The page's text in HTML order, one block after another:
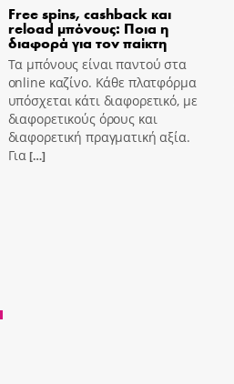
Free spins, cashback και
reload μπόνους: Ποια η
διαφορά για τον παίκτη
Τα μπόνους είναι παντού στα
online καζίνο. Κάθε πλατφόρμα
υπόσχεται κάτι διαφορετικό, με
διαφορετικούς όρους και
διαφορετική πραγματική αξία.
Για[…]